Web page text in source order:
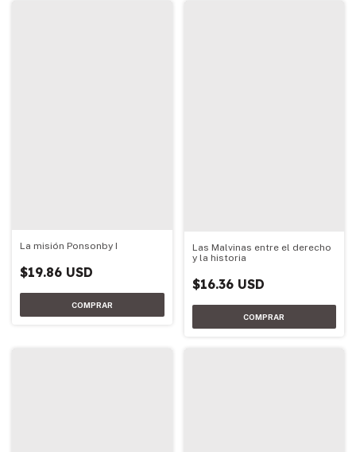
La misión Ponsonby I
$19.86 USD
Las Malvinas entre el derecho
y la historia
$16.36 USD